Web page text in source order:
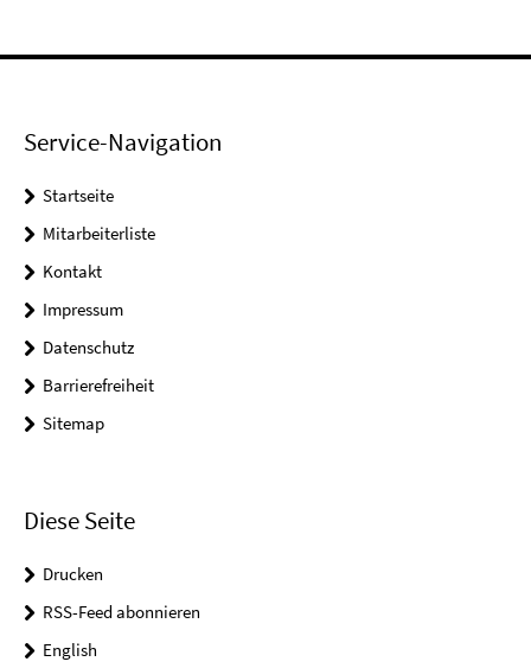
Service-Navigation
Startseite
Mitarbeiterliste
Kontakt
Impressum
Datenschutz
Barrierefreiheit
Sitemap
Diese Seite
Drucken
RSS-Feed abonnieren
English